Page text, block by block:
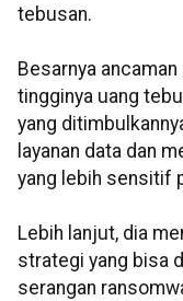
tebusan.
Besarnya
tingginya uang
yang
layanan data dan
yang lebih sensitif
Lebih lanjut, dia
strategi yang bisa
serangan